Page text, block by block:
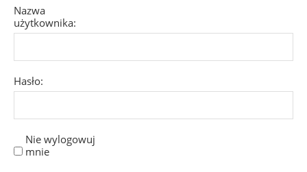
Nazwa
użytkownika:
Hasło:
Nie wylogowuj
mnie